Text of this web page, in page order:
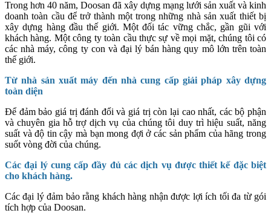
Trong hơn 40 năm, Doosan đã xây dựng mạng lưới sản xuất và kinh
doanh toàn cầu để trở thành một trong những nhà sản xuất thiết bị
xây dựng hàng đầu thế giới. Một đối tác vững chắc, gần gũi với
khách hàng. Một công ty toàn cầu thực sự về mọi mặt, chúng tôi có
các nhà máy, công ty con và đại lý bán hàng quy mô lớn trên toàn
thế giới.
Từ nhà sản xuất máy đến nhà cung cấp giải pháp xây dựng
toàn diện
Để đảm bảo giá trị đánh đổi và giá trị còn lại cao nhất, các bộ phận
và chuyên gia hỗ trợ dịch vụ của chúng tôi duy trì hiệu suất, năng
suất và độ tin cậy mà bạn mong đợi ở các sản phẩm của hãng trong
suốt vòng đời của chúng.
Các đại lý cung cấp đầy đủ các dịch vụ được thiết kế đặc biệt
cho khách hàng.
Các đại lý đảm bảo rằng khách hàng nhận được lợi ích tối đa từ gói
tích hợp của Doosan.